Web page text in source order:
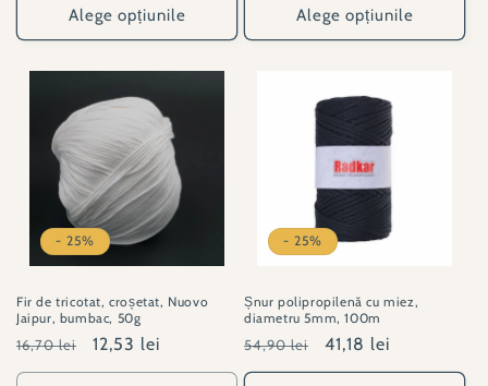
Alege opțiunile Alege opțiunile
- 25%
Fir de tricotat, croșetat, Nuovo
Jaipur, bumbac, 50g
Preț
obișnuit
16,70 lei
Preț
redus
12,53 lei
- 25%
Șnur polipropilenă cu miez,
diametru 5mm, 100m
Preț
obișnuit
54,90 lei
Preț
redus
41,18 lei